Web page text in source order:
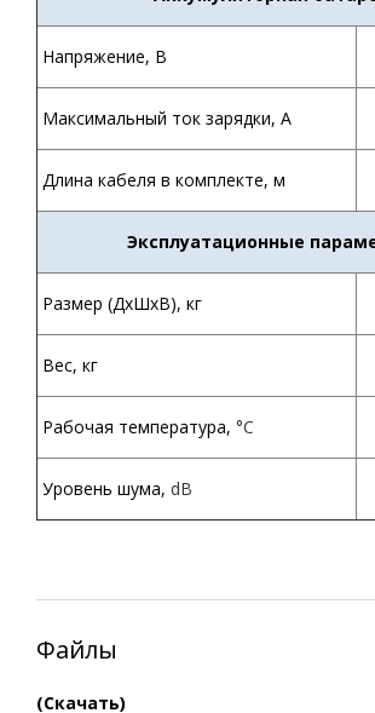
Напряжение, В
Максимальный ток зарядки, А
Длина кабеля в комплекте, м
Эксплуатационные
Размер (ДхШхВ), кг
Вес, кг
Рабочая температура, °С
Уровень шума, dB
Файлы
(Скачать)